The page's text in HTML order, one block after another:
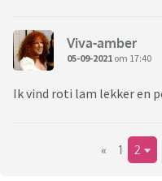
Viva-amber
05-09-2021 om 17:40
Ik vind roti lam lekker en
« 1 2